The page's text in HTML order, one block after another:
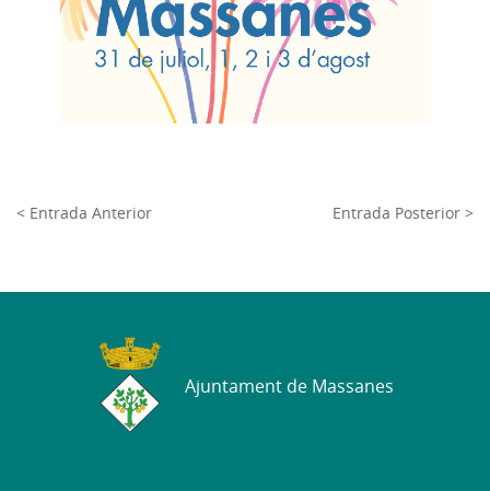
< Entrada Anterior Entrada Posterior >
Ajuntament de Massanes